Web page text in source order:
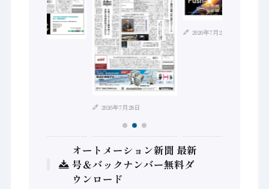
2026年7月28日
2026年7月21日
オートメーション新聞 最新
号＆バックナンバー無料ダ
ウンロード